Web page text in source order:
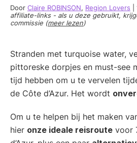
en
Manu
Door Claire ROBINSON, Region Lovers
affiliate-links - als u deze gebruikt,
commissie (meer lezen)
Stranden met turquoise water,
pittoreske dorpjes en must-see
tijd hebben om u te vervelen
de Côte d’Azur. Het wordt
Om u te helpen bij het maken
hier onze ideale reisroute voor